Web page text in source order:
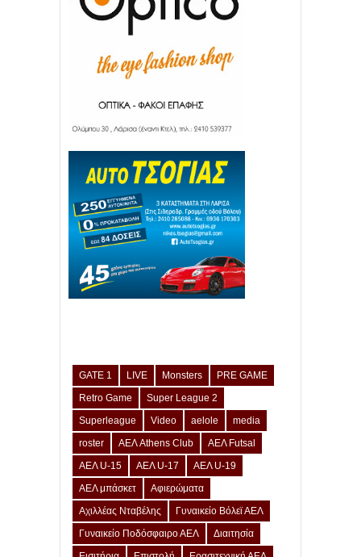
GATE 1 LIVE Monsters
PRE GAME
Retro Game
Super League 2
Superleague
Video aelole
media
roster
ΑΕΛ Athens Club
ΑΕΛ Futsal
ΑΕΛ U-15
ΑΕΛ U-17
ΑΕΛ U-19
ΑΕΛ μπάσκετ
Αφιερώματα
Αχιλλέας Νταβέλης
Γυναικείο Βόλεϊ ΑΕΛ
Γυναικείο Ποδόσφαιρο ΑΕΛ
Διαιτησία